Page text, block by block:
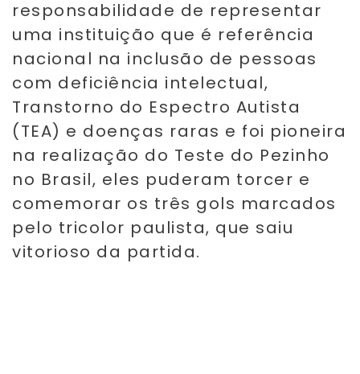
responsabilidade de representar
uma instituição que é referência
nacional na inclusão de pessoas
com deficiência intelectual,
Transtorno do Espectro Autista
(TEA) e doenças raras e foi pioneira
na realização do Teste do Pezinho
no Brasil, eles puderam torcer e
comemorar os três gols marcados
pelo tricolor paulista, que saiu
vitorioso da partida.